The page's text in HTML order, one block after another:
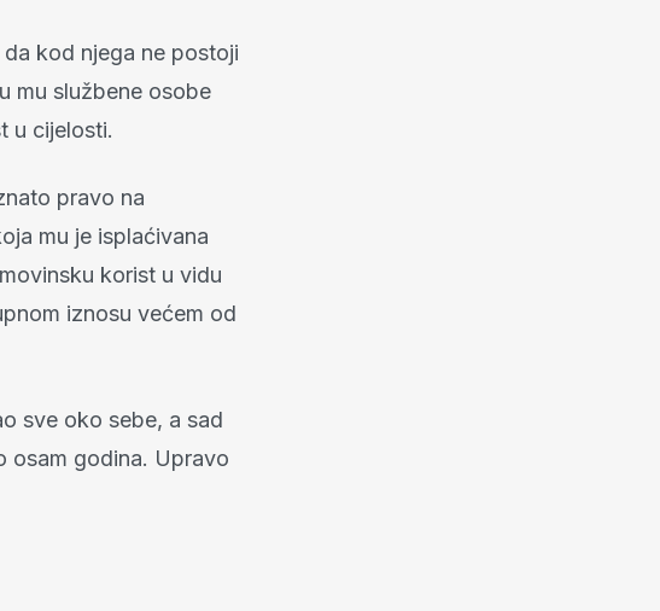
kod njega ne postoji
mu službene osobe
u cijelosti.
pravo na
mu je isplaćivana
korist u vidu
iznosu većem od
sve oko sebe, a sad
osam godina. Upravo